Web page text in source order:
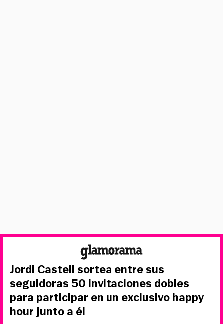
Jordi Castell sortea entre sus
seguidoras 50 invitaciones dobles
para participar en un exclusivo happy
hour junto a él